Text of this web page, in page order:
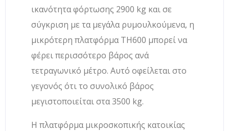
ικανότητα φόρτωσης 2900 kg και σε
σύγκριση με τα μεγάλα ρυμουλκούμενα, η
μικρότερη πλατφόρμα TH600 μπορεί να
φέρει περισσότερο βάρος ανά
τετραγωνικό μέτρο. Αυτό οφείλεται στο
γεγονός ότι το συνολικό βάρος
μεγιστοποιείται στα 3500 kg.
Η πλατφόρμα μικροσκοπικής κατοικίας